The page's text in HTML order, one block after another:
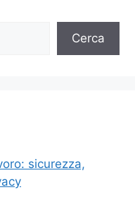
Cerca
sicurezza,